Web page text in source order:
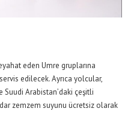
eden Umre gruplarına
edilecek. Ayrıca yolcular,
Suudi Arabistan’daki çeşitli
zemzem suyunu ücretsiz olarak